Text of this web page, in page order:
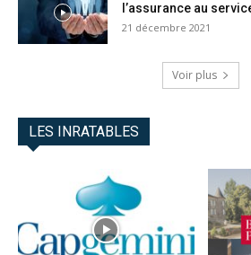
l’assurance au
21 décembre 2021
Voir plus
LES INRATABLES